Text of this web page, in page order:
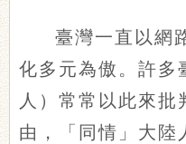
臺灣一直以網
化多元為傲。許多
人）常常以此來批
由，「同情」大陸